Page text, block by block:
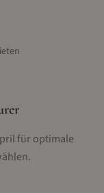
für optimale